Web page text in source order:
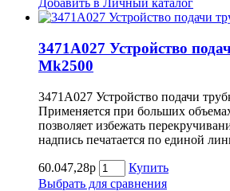
Добавить в Личный каталог
3471A027 Устройство
Mk2500
3471A027 Устройство подачи
Применяется при больших
позволяет избежать
надпись печатается по единой
60.047,28р
Купить
Выбрать для сравнения